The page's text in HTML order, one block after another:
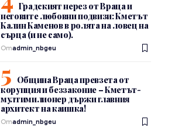
Градският нерез от Враца и
неговите любовни подвизи: Кметът
Калин Каменов в ролята на ловец на
сърца (и не само).
Отadmin_nbgeu
Община Враца превзета от
корупция и беззаконие – Кметът-
мултимилионер държи главния
архитект на каишка!
Отadmin_nbgeu